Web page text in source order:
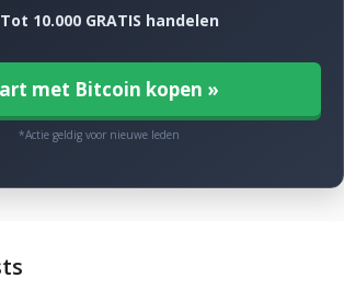
Tot 10.000 GRATIS handelen
met Bitcoin kopen »
*Actie geldig voor nieuwe leden